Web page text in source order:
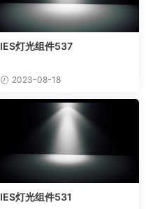
IES灯光组件537
2023-08-18
IES灯光组件531